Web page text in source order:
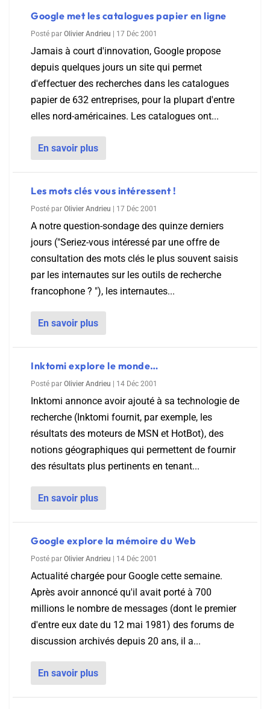
Google met les catalogues papier en ligne
Posté par Olivier Andrieu 17 Déc 2001
Jamais à court d'innovation, Google propose
depuis quelques jours un site qui permet
d'effectuer des recherches dans les catalogues
papier de 632 entreprises, pour la plupart d'entre
elles nord-américaines. Les catalogues ont...
En savoir plus
Les mots clés vous intéressent !
Posté par Olivier Andrieu 17 Déc 2001
A notre question-sondage des quinze derniers
jours ("Seriez-vous intéressé par une offre de
consultation des mots clés le plus souvent saisis
par les internautes sur les outils de recherche
francophone ? "), les internautes...
En savoir plus
Inktomi explore le monde…
Posté par Olivier Andrieu 14 Déc 2001
Inktomi annonce avoir ajouté à sa technologie de
recherche (Inktomi fournit, par exemple, les
résultats des moteurs de MSN et HotBot), des
notions géographiques qui permettent de fournir
des résultats plus pertinents en tenant...
En savoir plus
Google explore la mémoire du Web
Posté par Olivier Andrieu 14 Déc 2001
Actualité chargée pour Google cette semaine.
Après avoir annoncé qu'il avait porté à 700
millions le nombre de messages (dont le premier
d'entre eux date du 12 mai 1981) des forums de
discussion archivés depuis 20 ans, il a...
En savoir plus